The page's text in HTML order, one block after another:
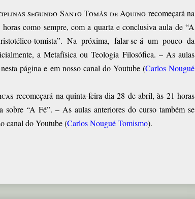
segundo Santo Tomás de Aquino recomeçará na
como sempre, com a quarta e conclusiva aula de “A
tomista”. Na próxima, falar-se-á um pouco da
a Metafísica ou Teologia Filosófica. – As aulas
página e em nosso canal do Youtube (Carlos Nougué
recomeçará na quinta-feira dia 28 de abril, às 21 horas
sobre “A Fé”. – As aulas anteriores do curso também se
canal do Youtube(Carlos Nougué Tomismo).